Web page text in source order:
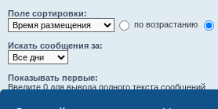
Поле сортировки:
по возрастанию
Искать сообщения за:
Показывать первые:
Введите 0 для вывода полного текста сообщений.